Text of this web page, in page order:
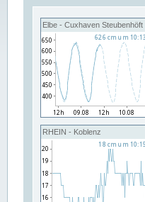
Elbe - Cuxhaven Steubenhöft
RHEIN - Koblenz